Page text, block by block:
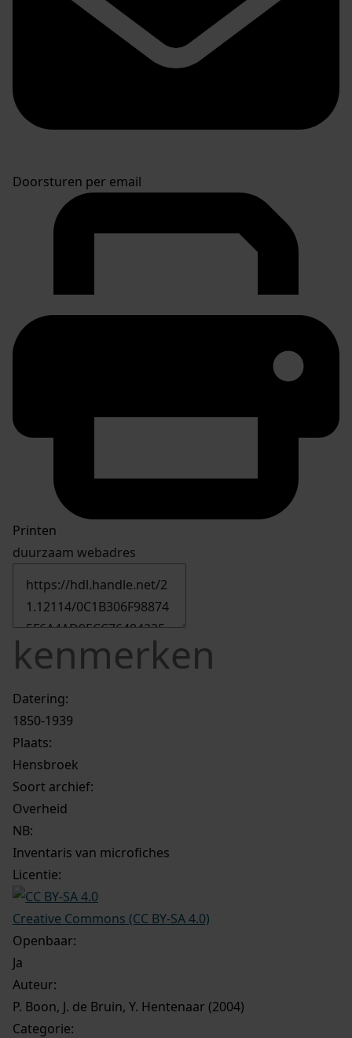
Doorsturen per email
Printen
duurzaam webadres
kenmerken
Datering:
1850-1939
Plaats:
Hensbroek
Soort archief:
Overheid
NB:
Inventaris van microfiches
Licentie:
Creative Commons (CC BY-SA 4.0)
Openbaar:
Ja
Auteur:
P. Boon, J. de Bruin, Y. Hentenaar (2004)
Categorie: